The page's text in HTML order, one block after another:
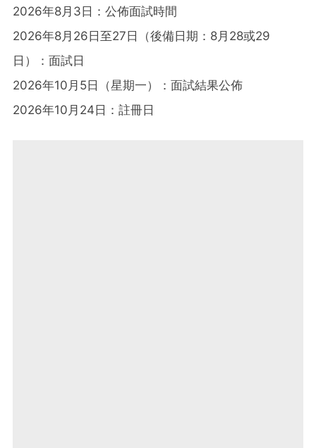
2026年8月3日：公佈面試時間
2026年8月26日至27日（後備日期：8月28或29
日）：面試日
2026年10月5日（星期一）：面試結果公佈
2026年10月24日：註冊日